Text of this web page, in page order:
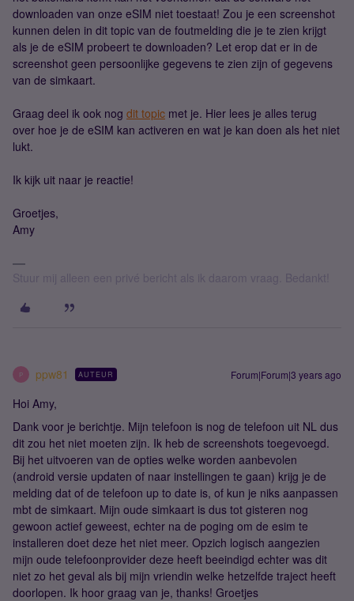
downloaden van onze eSIM niet toestaat! Zou je een screenshot
kunnen delen in dit topic van de foutmelding die je te zien krijgt
als je de eSIM probeert te downloaden? Let erop dat er in de
screenshot geen persoonlijke gegevens te zien zijn of gegevens
van de simkaart.
Graag deel ik ook nog dit topic met je. Hier lees je alles terug
over hoe je de eSIM kan activeren en wat je kan doen als het niet
lukt.
Ik kijk uit naar je reactie!
Groetjes,
Amy
Stuur mij alleen een privé bericht als ik daarom vraag. Bedankt!
P ppw81 AUTEUR Forum|Forum|3 years ago
Hoi Amy,
Dank voor je berichtje. Mijn telefoon is nog de telefoon uit NL dus
dit zou het niet moeten zijn. Ik heb de screenshots toegevoegd.
Bij het uitvoeren van de opties welke worden aanbevolen
(android versie updaten of naar instellingen te gaan) krijg je de
melding dat of de telefoon up to date is, of kun je niks aanpassen
mbt de simkaart. Mijn oude simkaart is dus tot gisteren nog
gewoon actief geweest, echter na de poging om de esim te
installeren doet deze het niet meer. Opzich logisch aangezien
mijn oude telefoonprovider deze heeft beeindigd echter was dit
niet zo het geval als bij mijn vriendin welke hetzelfde traject heeft
doorlopen. Ik hoor graag van je, thanks! Groetjes